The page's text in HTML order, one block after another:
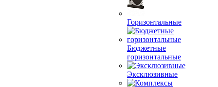
Горизонтальные
Бюджетные
горизонтальные
Эксклюзивные